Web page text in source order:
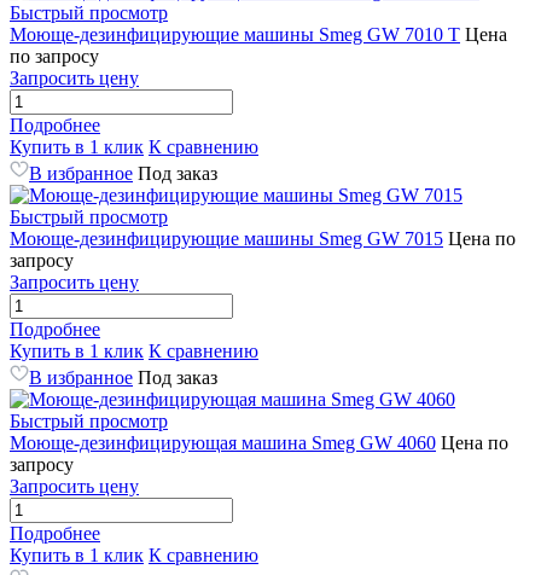
Быстрый просмотр
Моюще-дезинфицирующие машины Smeg GW 7010 T Цена
по запросу
Запросить цену
Подробнее
Купить в 1 клик К сравнению
В избранное Под заказ
Быстрый просмотр
Моюще-дезинфицирующие машины Smeg GW 7015 Цена по
запросу
Запросить цену
Подробнее
Купить в 1 клик К сравнению
В избранное Под заказ
Быстрый просмотр
Моюще-дезинфицирующая машина Smeg GW 4060 Цена по
запросу
Запросить цену
Подробнее
Купить в 1 клик К сравнению